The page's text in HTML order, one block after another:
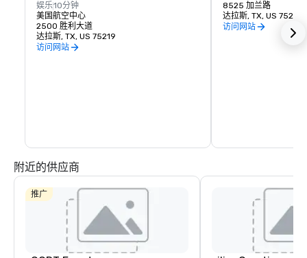
娱乐10分钟
美国航空中心
2500 胜利大道
达拉斯, TX, US 75219
访问网站
8525 加兰路
达拉斯, TX, US 75218
访问网站
附近的供应商
推广